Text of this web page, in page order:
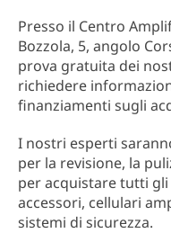
Presso il Centro
Bozzola, 5, angolo
prova gratuita dei
richiedere
finanziamenti sugli
I nostri esperti
per la revisione, la
per acquistare tutti
accessori, cellulari
sistemi di sicurezza.